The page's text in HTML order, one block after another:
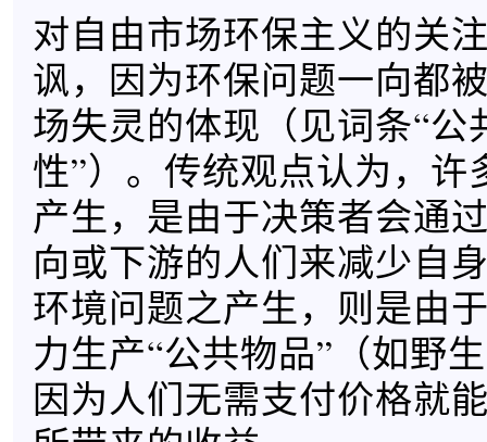
对自由市场环保主义的关
讽，因为环保问题一向都
场失灵的体现（见词条“公
性”）。传统观点认为，许
产生，是由于决策者会通
向或下游的人们来减少自
环境问题之产生，则是由
力生产“公共物品”（如野
因为人们无需支付价格就